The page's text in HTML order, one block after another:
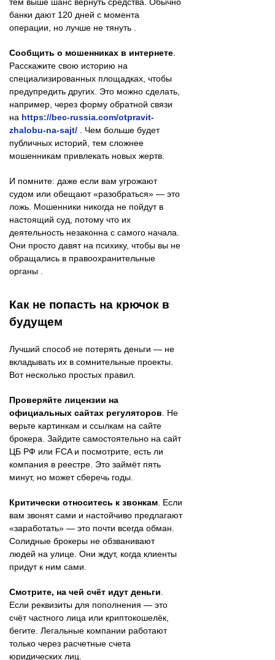
банки дают 120 дней с момента
операции, но лучше не тянуть .
Сообщить о мошенниках в интернете
Расскажите свою историю на
специализированных площадках, чтобы
предупредить других. Это можно сделать,
например, через форму обратной связи
на https://bec-russia.com/otpravit-
zhalobu-na-sajt/ . Чем больше будет
публичных историй, тем сложнее
мошенникам привлекать новых жертв.
И помните: даже если вам угрожают
судом или обещают «разобраться» — это
ложь. Мошенники никогда не пойдут в
настоящий суд, потому что их
деятельность незаконна с самого начала.
Они просто давят на психику, чтобы вы не
обращались в правоохранительные
органы .
Как не попасть на крючок в
будущем
Лучший способ не потерять деньги — не
вкладывать их в сомнительные проекты.
Вот несколько простых правил.
Проверяйте лицензии на
официальных сайтах регуляторов . Не
верьте картинкам и ссылкам на сайте
брокера. Зайдите самостоятельно на сайт
ЦБ РФ или FCA и посмотрите, есть ли
компания в реестре. Это займёт пять
минут, но может сберечь годы.
Критически относитесь к звонкам . Если
вам звонят сами и настойчиво предлагают
«заработать» — это почти всегда обман.
Солидные брокеры не обзванивают
людей на улице. Они ждут, когда клиенты
придут к ним сами.
Смотрите, на чей счёт идут деньги
Если реквизиты для пополнения — это
счёт частного лица или криптокошелёк,
бегите. Легальные компании работают
только через расчетные счета
юридических лиц.